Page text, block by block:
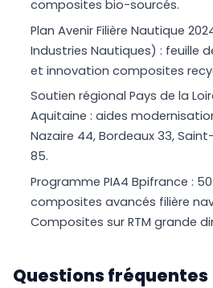
composites bio-sourcés.
Plan Avenir Filière Nautique
Industries Nautiques) : feuille
et innovation composites
Soutien régional Pays de la
Aquitaine : aides
Nazaire 44, Bordeaux 33,
85.
Programme PIA4 Bpifrance :
composites avancés filière
Composites sur RTM grande
Questions fréquentes